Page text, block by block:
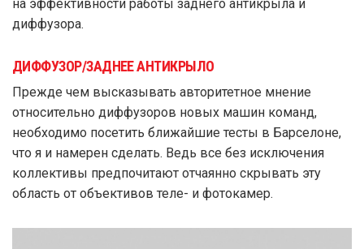
на эффективности работы заднего антикрыла и
диффузора.
ДИФФУЗОР/ЗАДНЕЕ АНТИКРЫЛО
Прежде чем высказывать авторитетное мнение
относительно диффузоров новых машин команд,
необходимо посетить ближайшие тесты в Барселоне,
что я и намерен сделать. Ведь все без исключения
коллективы предпочитают отчаянно скрывать эту
область от объективов теле- и фотокамер.